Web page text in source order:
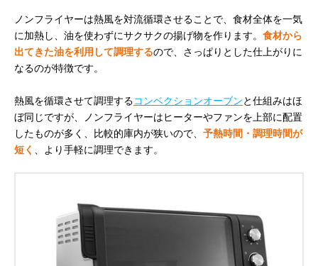
ノンフライヤーは熱風を対流循環させることで、食材全体を一気
に加熱し、油を使わずにサクサクの揚げ物を作ります。 食材から
出てきた油を利用して調理するので、さっぱりとした仕上がりに
なるのが特徴です。
熱風を循環させて調理するコンベクションオーブンと仕組みはほ
ぼ同じですが、ノンフライヤーはヒーターやファンを上部に配置
したものが多く、比較的庫内が狭いので、 予熱時間・調理時間が
短く
、より手軽に調理できます。